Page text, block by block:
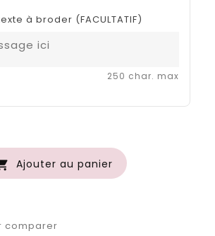
à broder (FACULTATIF)
250 char. max
Ajouter au panier
comparer